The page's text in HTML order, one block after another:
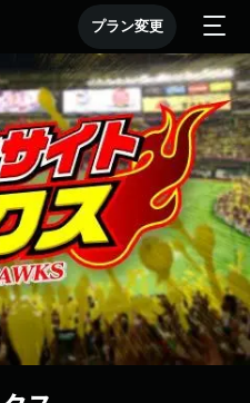
プラン変更